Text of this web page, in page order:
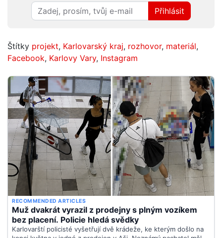
Přihlásit
Štítky projekt, Karlovarský kraj, rozhovor, materiál,
Facebook, Karlovy Vary, Instagram